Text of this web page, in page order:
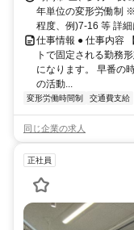
年単位の変形労働制
程度、例)7-16 等 詳
仕事情報 ● 仕事内容
トで固定される勤務
になります。 早番の
の活動...
変形労働時間制 交通費支給
同じ企業の求人
正社員